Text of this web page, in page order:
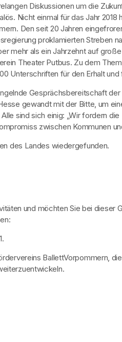
Diskussionen um die
Nicht einmal für das Jahr
Den seit 20 Jahren
proklamierten Streben
mehr als ein Jahrzehnt auf
Theater Putbus. Zu dem
Unterschriften für den Erhalt
Gesprächsbereitschaft der
gewandt mit der Bitte, um
sind sich einig: „Wir fordern
zwischen Kommunen
des Landes wiedergefunden.
und möchten Sie bei dieser
BallettVorpommern,